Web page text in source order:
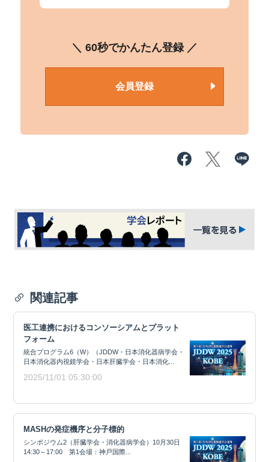
＼ 60秒でかんたん登録 ／
会員登録
関連記事
医工連携におけるコンソーシアムとプラット
フォーム
統合プログラム6（W）（JDDW・日本消化器病学会・
日本消化器内視鏡学会・日本肝臓学会・日本消化...
2025/11/01 05:30:00
MASHの発症機序と分子標的
シンポジウム2（肝臓学会・消化器病学会）10月30日
14:30～17:00 第1会場：神戸国際...